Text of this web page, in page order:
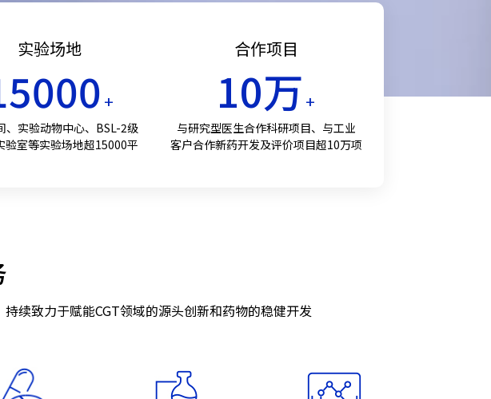
实验场地
+
、实验动物中心、BSL-2级
验室等实验场地超15000平
合作项目
10万 +
与研究型医生合作科研项目、与工业
客户合作新药开发及评价项目超10万项
续致力于赋能CGT领域的源头创新和药物的稳健开发